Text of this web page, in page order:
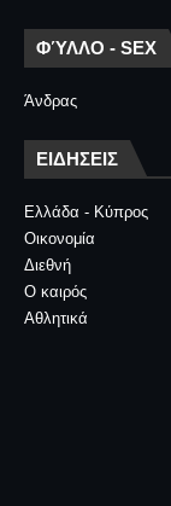
ΦΎΛΛΟ - SEX
Άνδρας
ΕΙΔΗΣΕΙΣ
Ελλάδα - Κύπρος
Οικονομία
Διεθνή
Ο καιρός
Αθλητικά